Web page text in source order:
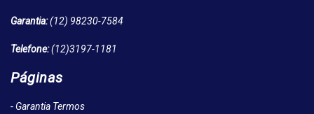
Garantia:(12) 98230-7584
Telefone:(12)3197-1181
Páginas
- Garantia Termos